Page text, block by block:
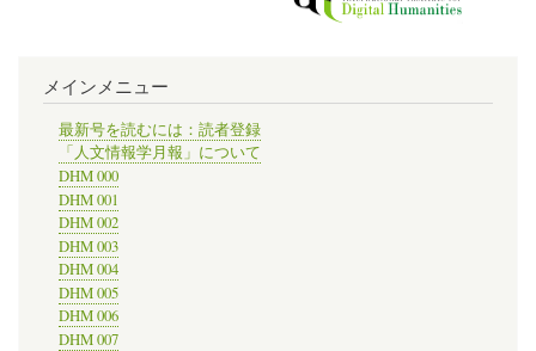
島
幸
宏
に
よ
メインメニュー
最新号を読むには：読者登録
「人文情報学月報」について
DHM 000
DHM 001
DHM 002
DHM 003
DHM 004
DHM 005
DHM 006
DHM 007